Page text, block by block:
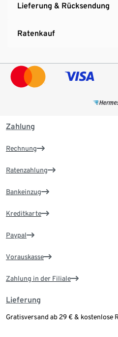
Lieferung & Rücksendung
Ratenkauf
Zahlung
Rechnung
Ratenzahlung
Bankeinzug
Kreditkarte
Paypal
Vorauskasse
Zahlung in der Filiale
Lieferung
Gratisversand ab 29 € & kostenlose